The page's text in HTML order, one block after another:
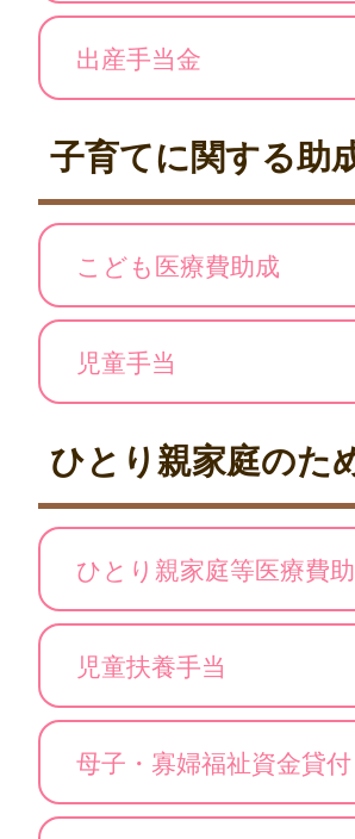
出産手当金
子育てに関する助
こども医療費助成
児童手当
ひとり親家庭のた
ひとり親家庭等医療費
児童扶養手当
母子・寡婦福祉資金貸付